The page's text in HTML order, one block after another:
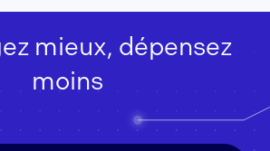
mieux, dépensez
moins